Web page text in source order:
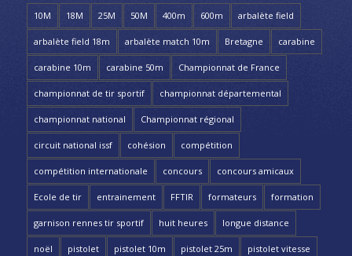
10M 18M 25M 50M 400m 600m arbalète field
arbalète field 18m arbalète match 10m Bretagne carabine
carabine 10m carabine 50m Championnat de France
championnat de tir sportif championnat départemental
championnat national Championnat régional
circuit national issf cohésion compétition
compétition internationale concours concours amicaux
Ecole de tir entrainement FFTIR formateurs formation
garnison rennes tir sportif huit heures longue distance
noël pistolet pistolet 10m pistolet 25m pistolet vitesse